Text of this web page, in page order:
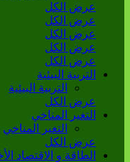
عرض الكل
عرض الكل
عرض الكل
عرض الكل
عرض الكل
التربية البيئية
التربية البيئية
عرض الكل
التغير المناخي
التغير المناخي
عرض الكل
الطاقة و الاقتصاد